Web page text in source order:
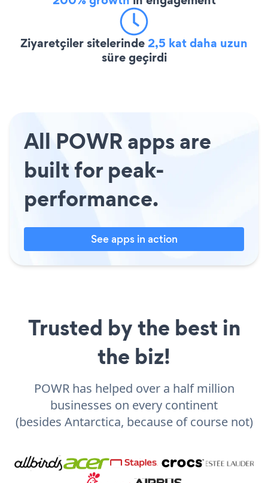
Ziyaretçiler sitelerinde2,5 kat daha uzun
süre geçirdi
All POWR apps are
built for peak-
performance.
See apps in action
Trusted by the best in
the biz!
POWR has helped over a half million
businesses on every continent
(besides Antarctica, because of course not)